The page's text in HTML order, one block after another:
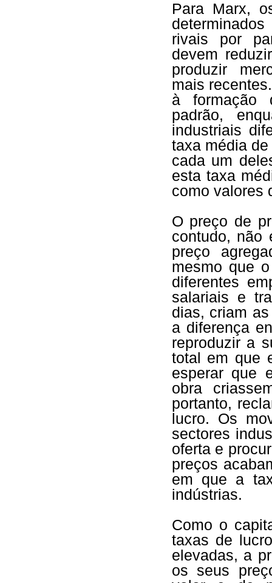
Para Marx,
rivais por
devem
produzir
mais
à formação
padrão,
industriais
taxa média
cada um
esta taxa
como valores
O preço de
contudo, não
preço
mesmo que
diferentes
salariais e
dias, criam
a diferença
reproduzir a
total em que
esperar que
obra
portanto,
lucro. Os
sectores
oferta e
preços
em que a
indústrias.
Como o
taxas de
elevadas, a
os seus